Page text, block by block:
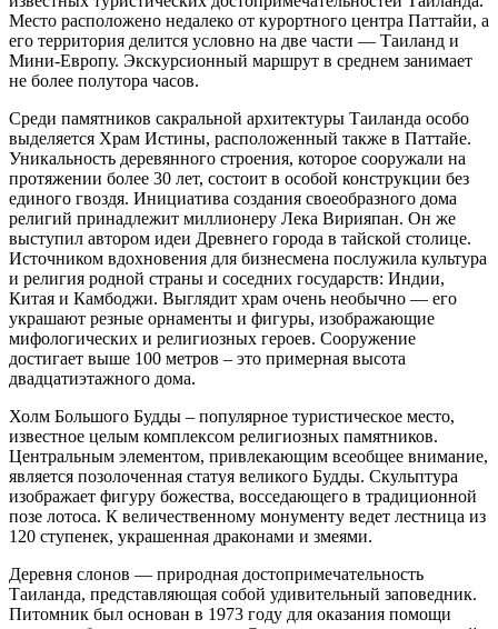
Место расположено недалеко от курортного центра Паттайи, а
его территория делится условно на две части — Таиланд и
Мини-Европу. Экскурсионный маршрут в среднем занимает
не более полутора часов.
Среди памятников сакральной архитектуры Таиланда особо
выделяется Храм Истины, расположенный также в Паттайе.
Уникальность деревянного строения, которое сооружали на
протяжении более 30 лет, состоит в особой конструкции без
единого гвоздя. Инициатива создания своеобразного дома
религий принадлежит миллионеру Лека Вирияпан. Он же
выступил автором идеи Древнего города в тайской столице.
Источником вдохновения для бизнесмена послужила культура
и религия родной страны и соседних государств: Индии,
Китая и Камбоджи. Выглядит храм очень необычно — его
украшают резные орнаменты и фигуры, изображающие
мифологических и религиозных героев. Сооружение
достигает выше 100 метров – это примерная высота
двадцатиэтажного дома.
Холм Большого Будды – популярное туристическое место,
известное целым комплексом религиозных памятников.
Центральным элементом, привлекающим всеобщее внимание,
является позолоченная статуя великого Будды. Скульптура
изображает фигуру божества, восседающего в традиционной
позе лотоса. К величественному монументу ведет лестница из
120 ступенек, украшенная драконами и змеями.
Деревня слонов — природная достопримечательность
Таиланда, представляющая собой удивительный заповедник.
Питомник был основан в 1973 году для оказания помощи